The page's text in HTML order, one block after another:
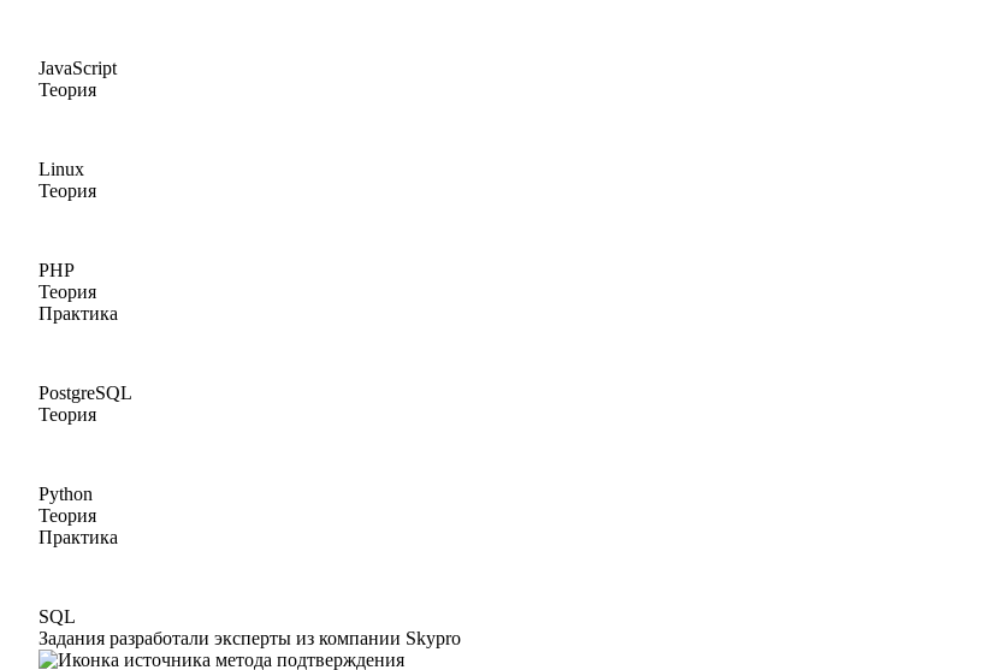
JavaScript
Теория
Linux
Теория
PHP
Теория
Практика
PostgreSQL
Теория
Python
Теория
Практика
SQL
Задания разработали эксперты из компании Skypro